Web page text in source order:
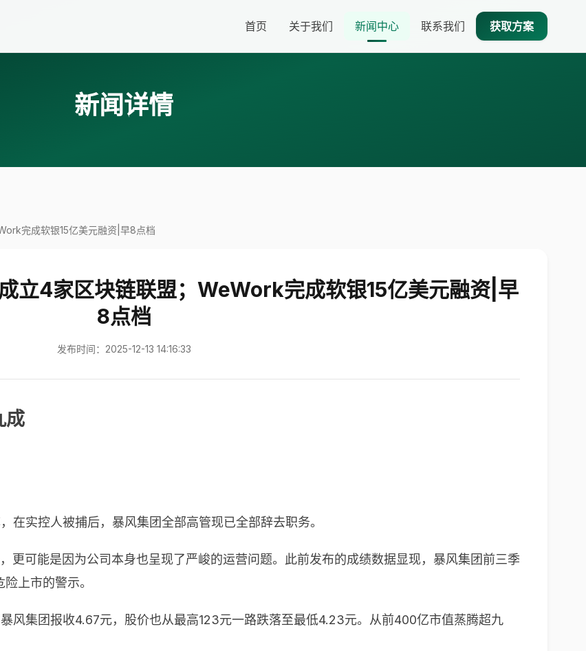
首页 关于我们 新闻中心 联系我们 获取方案
新闻详情
完成软银15亿美元融资|早8点档
立4家区块链联盟；WeWork完成软银15亿美元融资|早
8点档
发布时间：2025-12-13 14:16:33
成
在实控人被捕后，暴风集团全部高管现已全部辞去职务。
更可能是因为公司本身也呈现了严峻的运营问题。此前发布的成绩数据显现，暴风集团前三季
上市的警示。
风集团报收4.67元，股价也从最高123元一路跌落至最低4.23元。从前400亿市值蒸腾超九